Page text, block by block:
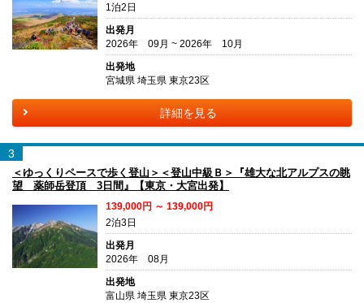
1泊2日
出発月
2026年 09月 ~ 2026年 10月
出発地
宮城県 埼玉県 東京23区
詳細を見る
3
＜ゆっくりペースで歩く登山＞＜登山中級Ｂ＞『雄大な北アルプスの眺
望 薬師岳登頂 3日間』【東京・大宮出発】
139,000円 ～ 139,000円
2泊3日
出発月
2026年 08月
出発地
富山県 埼玉県 東京23区